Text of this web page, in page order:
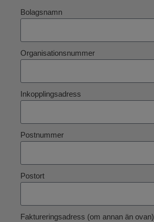
Bolagsnamn
Organisationsnummer
Inkopplingsadress
Postnummer
Postort
Faktureringsadress (om annan än ovan)